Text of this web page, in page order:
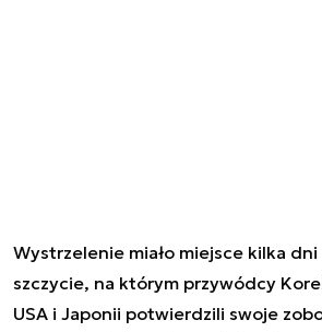
Wystrzelenie miało miejsce kilka
szczycie, na którym przywódcy
USA i Japonii potwierdzili swoje